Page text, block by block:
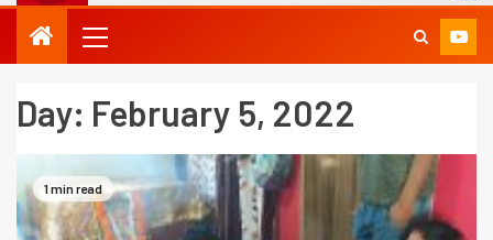
Day: February 5, 2022
1 min read